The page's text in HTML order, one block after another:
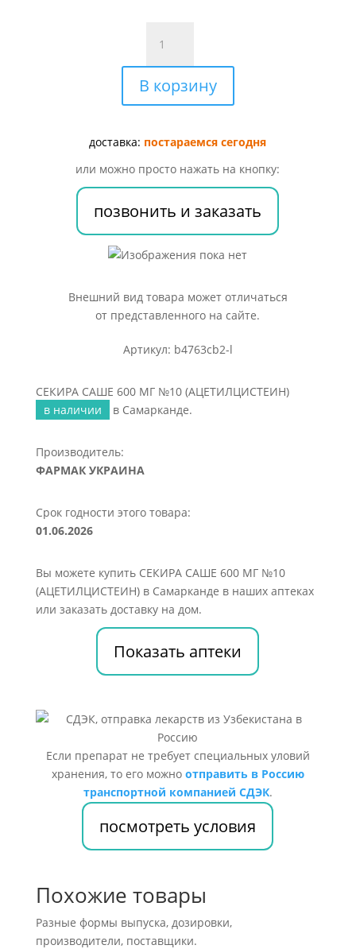
товара
СЕКИРА
САШЕ
600
№10
В корзину
доставка: постараемся сегодня
или можно просто нажать на кнопку:
позвонить и заказать
Внешний вид товара может отличаться
от представленного на сайте.
Артикул: b4763cb2-l
СЕКИРА САШЕ 600 МГ №10 (АЦЕТИЛЦИСТЕИН)
в наличии
в Самарканде.
Производитель:
ФАРМАК УКРАИНА
Срок годности этого товара:
01.06.2026
Вы можете купить СЕКИРА САШЕ 600 МГ №10
(АЦЕТИЛЦИСТЕИН) в Самарканде в наших аптеках
или заказать доставку на дом.
Показать аптеки
Если препарат не требует специальных уловий
хранения, то его можно отправить в Россию
транспортной компанией СДЭК.
посмотреть условия
Похожие товары
Разные формы выпуска, дозировки,
производители, поставщики.